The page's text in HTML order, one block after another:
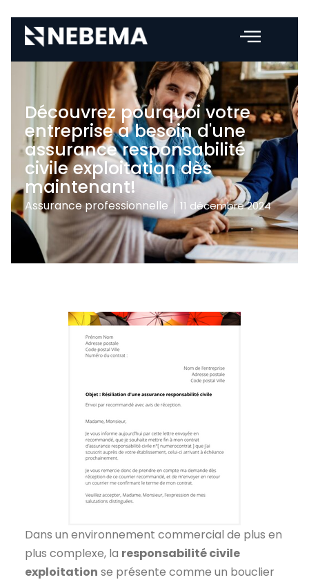
Découvrez pourquoi votre
entreprise a besoin d'une
assurance responsabilité
civile exploitation dès
maintenant!
Assurance professionnelle 11 décembre 2024
Dans un environnement commercial de plus en
plus complexe, la responsabilité civile
exploitation se présente comme un bouclier